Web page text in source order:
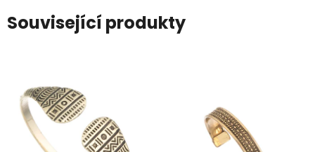
Související produkty